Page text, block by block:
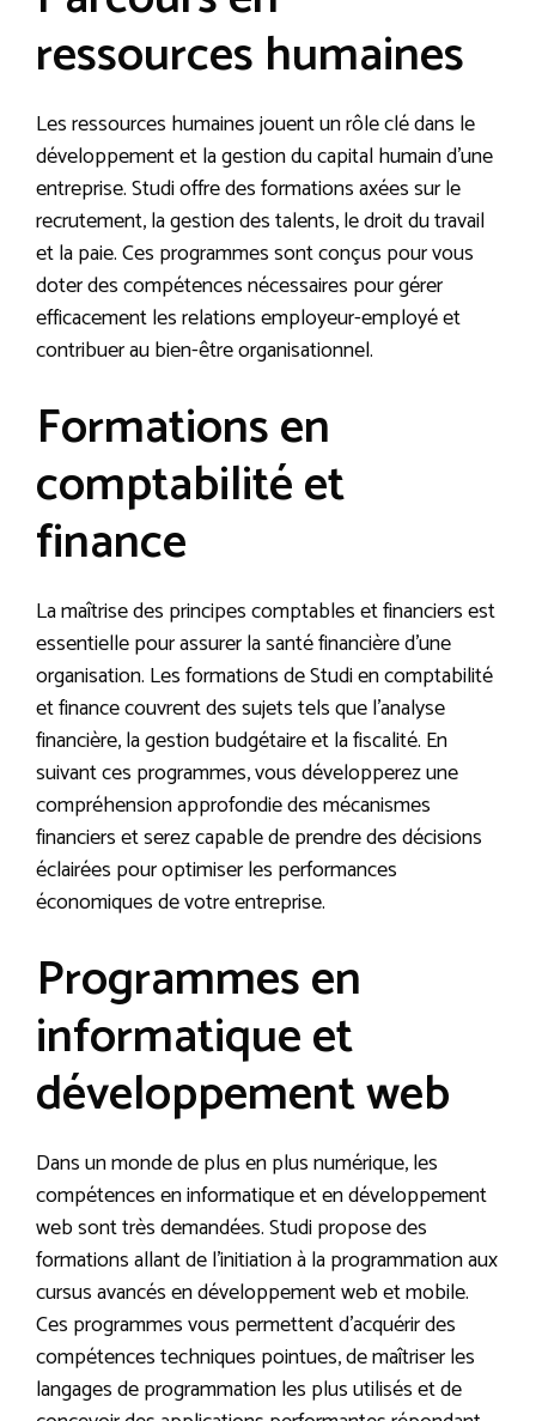
ressources humaines
Les ressources humaines jouent un rôle clé dans le
développement et la gestion du capital humain d’une
entreprise. Studi offre des formations axées sur le
recrutement, la gestion des talents, le droit du travail
et la paie. Ces programmes sont conçus pour vous
doter des compétences nécessaires pour gérer
efficacement les relations employeur-employé et
contribuer au bien-être organisationnel.
Formations en
comptabilité et
finance
La maîtrise des principes comptables et financiers est
essentielle pour assurer la santé financière d’une
organisation. Les formations de Studi en comptabilité
et finance couvrent des sujets tels que l’analyse
financière, la gestion budgétaire et la fiscalité. En
suivant ces programmes, vous développerez une
compréhension approfondie des mécanismes
financiers et serez capable de prendre des décisions
éclairées pour optimiser les performances
économiques de votre entreprise.
Programmes en
informatique et
développement web
Dans un monde de plus en plus numérique, les
compétences en informatique et en développement
web sont très demandées. Studi propose des
formations allant de l’initiation à la programmation aux
cursus avancés en développement web et mobile.
Ces programmes vous permettent d’acquérir des
compétences techniques pointues, de maîtriser les
langages de programmation les plus utilisés et de